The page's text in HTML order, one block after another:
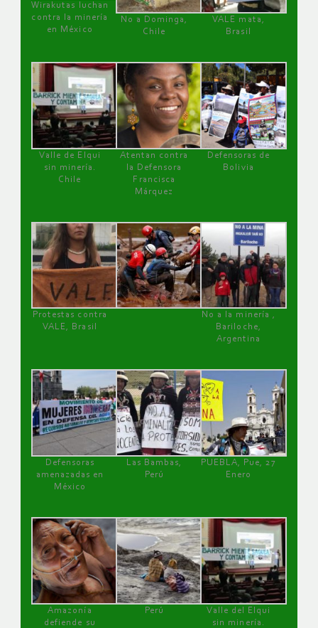
Wirakutas luchan
contra la minería
en México
No a Dominga,
Chile
VALE mata,
Brasil
Valle de Elqui
sin minería.
Chile
Atentan contra
la Defensora
Francisca
Márquez
Defensoras de
Bolivia
Protestas contra
VALE, Brasil
No a la minería ,
Bariloche,
Argentina
Defensoras
amenazadas en
México
Las Bambas,
Perú
PUEBLA, Pue, 27
Enero
Amazonía
defiende su
Perú
Valle del Elqui
sin minería.